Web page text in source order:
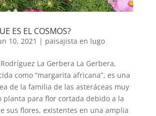
ES EL COSMOS?
10, 2021 | paisajista en lugo
La Gerbera La Gerbera,
como “margarita africana”, es una
de la familia de las asteráceas muy
planta para flor cortada debido a la
sus flores, existentes en una amplia